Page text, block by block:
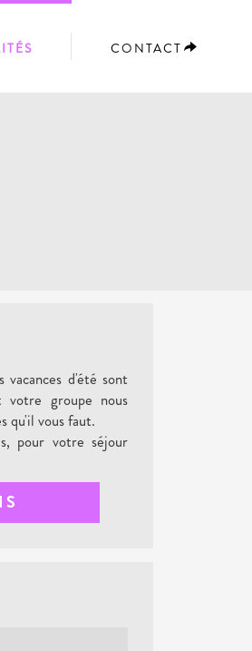
CONTACT
vacances d'été sont
groupe nous
qu'il vous faut.
pour votre séjour